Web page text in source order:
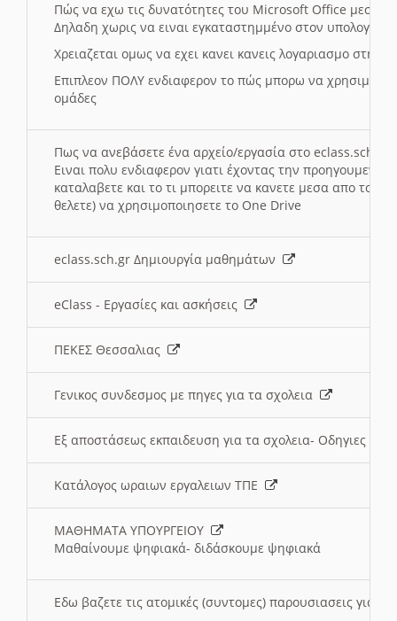
Πώς να εχω τις δυνατότητες του Microsoft Office μεσω
Δηλαδη χωρις να ειναι εγκαταστημμένο στον
Χρειαζεται ομως να εχει κανει κανεις λογαριασμο στη
Επιπλεον ΠΟΛΥ ενδιαφερον το πώς μπορω να
ομάδες
Πως να ανεβάσετε ένα αρχείο/εργασία στο eclass.sch.gr
Ειναι πολυ ενδιαφερον γιατι έχοντας την
καταλαβετε και το τι μπορειτε να κανετε μεσα απο το
θελετε) να χρησιμοποιησετε το One Drive
eclass.sch.gr Δημιουργία μαθημάτων
eClass - Εργασίες και ασκήσεις
ΠΕΚΕΣ Θεσσαλιας
Γενικος συνδεσμος με πηγες για τα σχολεια
Εξ αποστάσεως εκπαιδευση για τα σχολεια- Οδηγιες
Κατάλογος ωραιων εργαλειων ΤΠΕ
ΜΑΘΗΜΑΤΑ ΥΠΟΥΡΓΕΙΟΥ
Μαθαίνουμε ψηφιακά- διδάσκουμε ψηφιακά
Εδω βαζετε τις ατομικές (συντομες) παρουσιασεις για